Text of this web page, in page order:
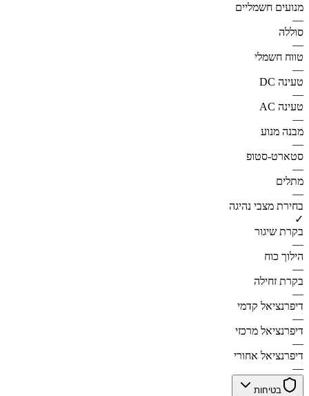
מנועים חשמליים
—
סוללה
—
טווח חשמלי
—
טעינה DC
—
טעינה AC
—
מבנה מנוע
—
סטארט-סטופ
—
מתלים
—
בחירת מצבי נהיגה
✓
בקרת שיגור
—
הילוך כוח
—
בקרת זחילה
—
דיפרנציאל קדמי
—
דיפרנציאל מרכזי
—
דיפרנציאל אחורי
—
בטיחות